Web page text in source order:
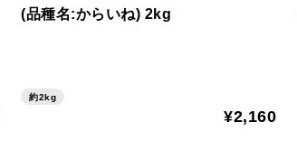
(品種名:からいね) 2kg
約2kg
¥2,160